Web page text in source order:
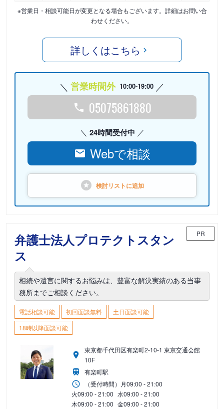
※営業日・相談可能日が変更となる場合もございます。詳細はお問い合
わせください。
詳しくはこちら
営業時間外 10:00-19:00
05075861880
24時間受付中
Webで相談
検討リストに追加
弁護士法人プロテクトスタン
ス
PR
相続や遺言に関するお悩みは、豊富な解決実績のある当事
務所までご相談ください。
電話相談可能 初回面談無料
土日面談可能
18時以降面談可能
東京都千代田区有楽町2-10-1 東京交通会館
10F
有楽町駅
（受付時間） 月09:00 - 21:00
火09:00 - 21:00 水09:00 - 21:00
木09:00 - 21:00 金09:00 - 21:00